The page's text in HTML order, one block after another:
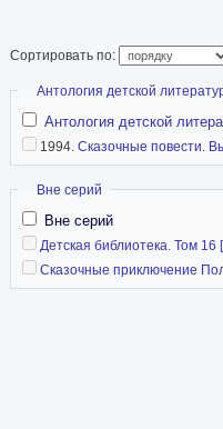
Сортировать по:
Скрыть
Антология детской
Антология детской
1994. Сказочные повести.
Скрыть
Вне серий
Вне серий
Детская библиотека. Том
Сказочные приключение